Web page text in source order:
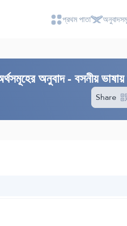
প্রথম পাতা
অনুবাদ - বসনীয়
Share